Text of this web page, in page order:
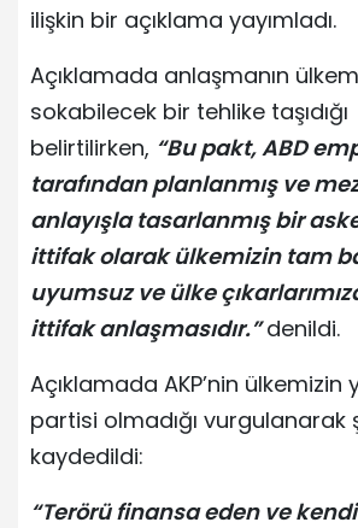
ilişkin bir açıklama yayımladı.
Açıklamada anlaşmanın
sokabilecek bir tehlike taşıdığı
belirtilirken, “Bu pakt, ABD
tarafından planlanmış ve
anlayışla tasarlanmış bir
ittifak olarak ülkemizin tam
uyumsuz ve ülke
ittifak anlaşmasıdır.” denildi.
Açıklamada AKP’nin ülkemizin
partisi olmadığı vurgulanarak
kaydedildi:
“Terörü finansa eden ve